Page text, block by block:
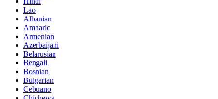
Lao
Albanian
Amharic
Armenian
Azerbaijani
Belarusian
Bengali
Bosnian
Bulgarian
Cebuano